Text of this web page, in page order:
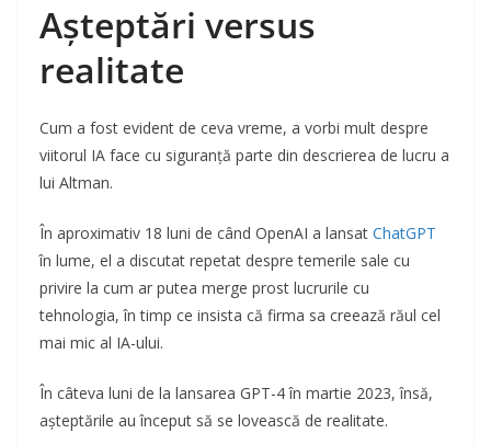
Așteptări versus
realitate
Cum a fost evident de ceva vreme, a vorbi mult despre
viitorul IA face cu siguranță parte din descrierea de lucru a
lui Altman.
În aproximativ 18 luni de când OpenAI a lansat ChatGPT
în lume, el a discutat repetat despre temerile sale cu
privire la cum ar putea merge prost lucrurile cu
tehnologia, în timp ce insista că firma sa creează răul cel
mai mic al IA-ului.
În câteva luni de la lansarea GPT-4 în martie 2023, însă,
așteptările au început să se lovească de realitate.